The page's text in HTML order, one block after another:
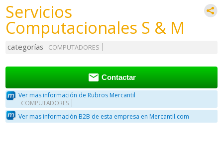
Servicios
Computacionales S & M
categorías COMPUTADORES
 Contactar
Ver mas información de Rubros Mercantil
COMPUTADORES
Ver mas información B2B de esta empresa en Mercantil.com